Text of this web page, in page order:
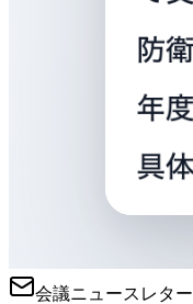
会議ニュースレター